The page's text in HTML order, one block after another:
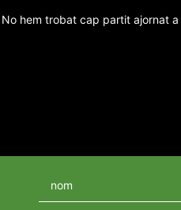
No hem trobat cap partit ajornat